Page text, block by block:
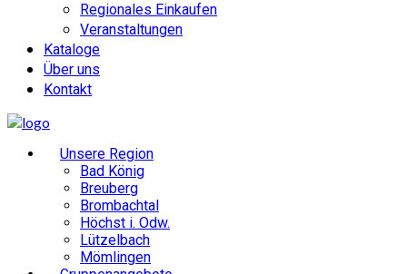
Regionales Einkaufen
Veranstaltungen
Kataloge
Über uns
Kontakt
Unsere Region
Bad König
Breuberg
Brombachtal
Höchst i. Odw.
Lützelbach
Mömlingen